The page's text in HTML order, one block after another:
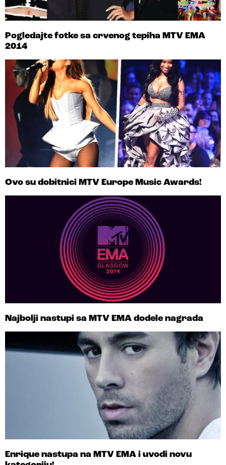
Pogledajte fotke sa crvenog tepiha MTV EMA
2014
Ovo su dobitnici MTV Europe Music Awards!
Najbolji nastupi sa MTV EMA dodele nagrada
Enrique nastupa na MTV EMA i uvodi novu